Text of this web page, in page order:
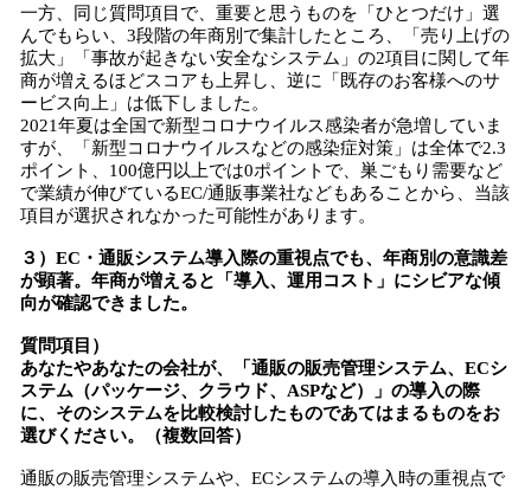
一方、同じ質問項目で、重要と思うものを「ひとつだけ」選
んでもらい、3段階の年商別で集計したところ、「売り上げの
拡大」「事故が起きない安全なシステム」の2項目に関して年
商が増えるほどスコアも上昇し、逆に「既存のお客様へのサ
ービス向上」は低下しました。
2021年夏は全国で新型コロナウイルス感染者が急増していま
すが、「新型コロナウイルスなどの感染症対策」は全体で2.3
ポイント、100億円以上では0ポイントで、巣ごもり需要など
で業績が伸びているEC/通販事業社などもあることから、当該
項目が選択されなかった可能性があります。
３）EC・通販システム導入際の重視点でも、年商別の意識差
が顕著。年商が増えると「導入、運用コスト」にシビアな傾
向が確認できました。
質問項目）
あなたやあなたの会社が、「通販の販売管理システム、ECシ
ステム（パッケージ、クラウド、ASPなど）」の導入の際
に、そのシステムを比較検討したものであてはまるものをお
選びください。（複数回答）
通販の販売管理システムや、ECシステムの導入時の重視点で